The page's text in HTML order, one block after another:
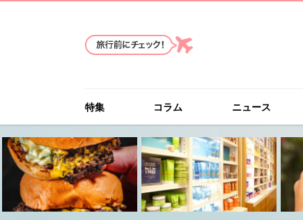
特集 コラム ニュース